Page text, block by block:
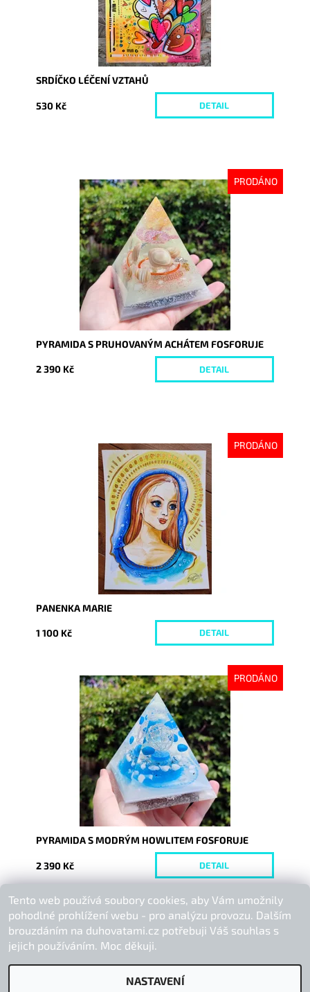
SRDÍČKO LÉČENÍ VZTAHŮ
530 Kč DETAIL
PRODÁNO
Dostupnost:
Vyprodáno
8665
PYRAMIDA S PRUHOVANÝM ACHÁTEM FOSFORUJE
2 390 Kč DETAIL
PRODÁNO
Vyprodáno
8670
PANENKA MARIE
1 100 Kč DETAIL
PRODÁNO
Dostupnost:
Vyprodáno
8671
PYRAMIDA S MODRÝM HOWLITEM FOSFORUJE
2 390 Kč DETAIL
Buďte první, kdo napíše příspěvek k této položce.
Přidat komentář
Tento web používá soubory cookies, aby Vám umožnily
pohodlné prohlížení webu - pro analýzu provozu. Dalším
brouzdáním na duhovatami.cz potřebuji Váš souhlas s
jejich používáním. Moc děkuji.
NASTAVENÍ